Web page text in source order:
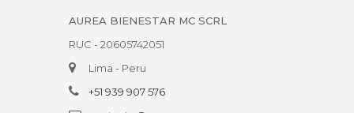
AUREA BIENESTAR MC SCRL
RUC - 20605742051
Lima - Peru
+51 939 907 576